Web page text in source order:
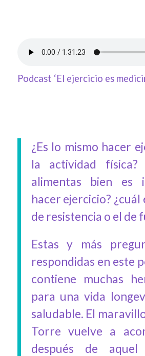
Podcast ‘El ejercicio es
¿Es lo mismo hacer
la actividad
alimentas bien es
hacer ejercicio? ¿cuál
de resistencia o el de
Estas y más
respondidas en este
contiene muchas
para una vida
saludable. El
Torre vuelve a
después de aquel